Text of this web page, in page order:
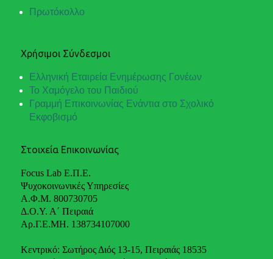
Πρωτόκολλο
Χρήσιμοι Σύνδεσμοι
Ελληνική Εταιρεία Ενημέρωσης Γονέων
Το Χαμόγελο του Παιδιού
Γραμμή Επικοινωνίας Ενάντια στο Σχολικό
Εκφοβισμό
Στοιχεία Επικοινωνίας
Focus Lab Ε.Π.Ε.
Ψυχοκοινωνικές Υπηρεσίες
Α.Φ.Μ. 800730705
Δ.Ο.Υ. Α΄ Πειραιά
Αρ.Γ.Ε.ΜΗ. 138734107000
Κεντρικό: Σωτήρος Διός 13-15, Πειραιάς 18535